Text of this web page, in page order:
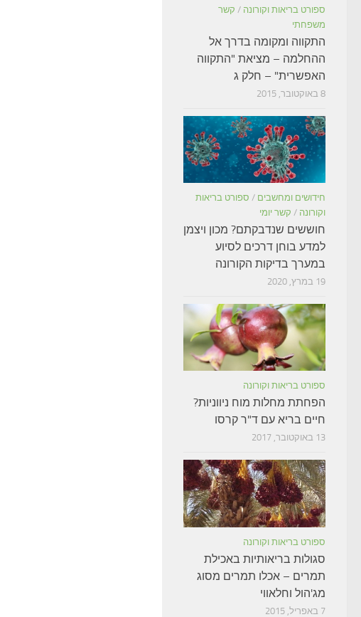
ספורט בריאות וקורונה / קשר
משפחתי
התקווה ומקומה בדרך אל
ההחלמה – מציאת "התקווה
האפשרית" – חלק ג
8 באוקטובר, 2015
חידושים ומחשבים / ספורט בריאות
וקורונה / קשר יומי
חוששים שנדבקתם? מכון ויצמן
למדע בוחן דרכים לסיוע
במערך בדיקות הקורונה
19 במרץ, 2020
ספורט בריאות וקורונה
הפחתת מחלות מוח ניווניות?
חיים בריא עם ד"ר קרסו
13 באוקטובר, 2017
ספורט בריאות וקורונה
סגולות בריאותיות באכילת
תמרים – אכלו תמרים מסוג
מג'הול וחלאווי
7 באפריל, 2015